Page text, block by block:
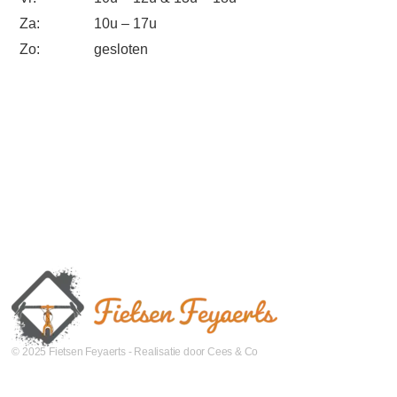
© 2025 Fietsen Feyaerts - Realisatie door Cees & Co
Za:
10u – 17u
Zo:
gesloten